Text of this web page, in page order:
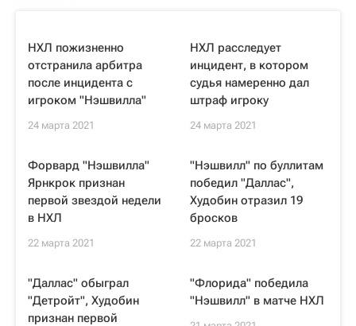
НХЛ пожизненно
отстранила арбитра
после инцидента с
игроком "Нэшвилла"
24 марта 2021
НХЛ расследует
инцидент, в котором
судья намеренно дал
штраф игроку
24 марта 2021
Форвард "Нэшвилла"
Ярнкрок признан
первой звездой недели
в НХЛ
22 марта 2021
"Нэшвилл" по буллитам
победил "Даллас",
Худобин отразил 19
бросков
22 марта 2021
"Даллас" обыграл
"Детройт", Худобин
признан первой
"Флорида" победила
"Нэшвилл" в матче НХЛ